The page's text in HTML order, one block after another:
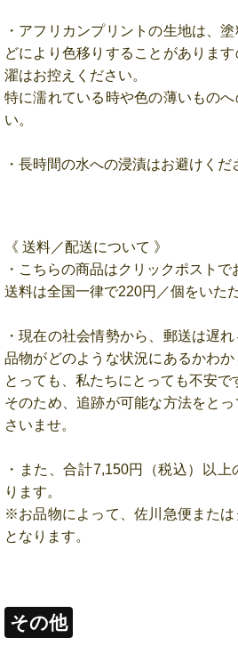
・アフリカンプリントの生地は、
どにより色移りすることがありま
濯はお控えください。
特に濡れている時や色の薄いもの
い。
・長時間の水への浸漬はお避けくだ
《 送料／配送について 》
・こちらの商品はクリックポストで
送料は全国一律で220円／個をいた
・現在の社会情勢から、郵送は遅
品物がどのような状況にあるかわ
とっても、私たちにとっても不安で
そのため、追跡が可能な方法をと
さいませ。
・また、合計7,150円（税込）以
ります。
※お品物によって、佐川急便また
となります。
その他